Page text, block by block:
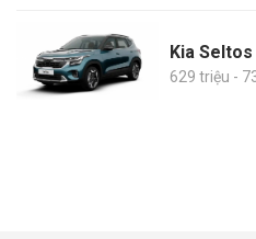
Kia Seltos
629 triệu -